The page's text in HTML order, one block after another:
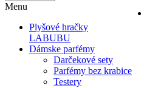
Menu
Plyšové hračky
LABUBU
Dámske parfémy
Darčekové sety
Parfémy bez krabice
Testery